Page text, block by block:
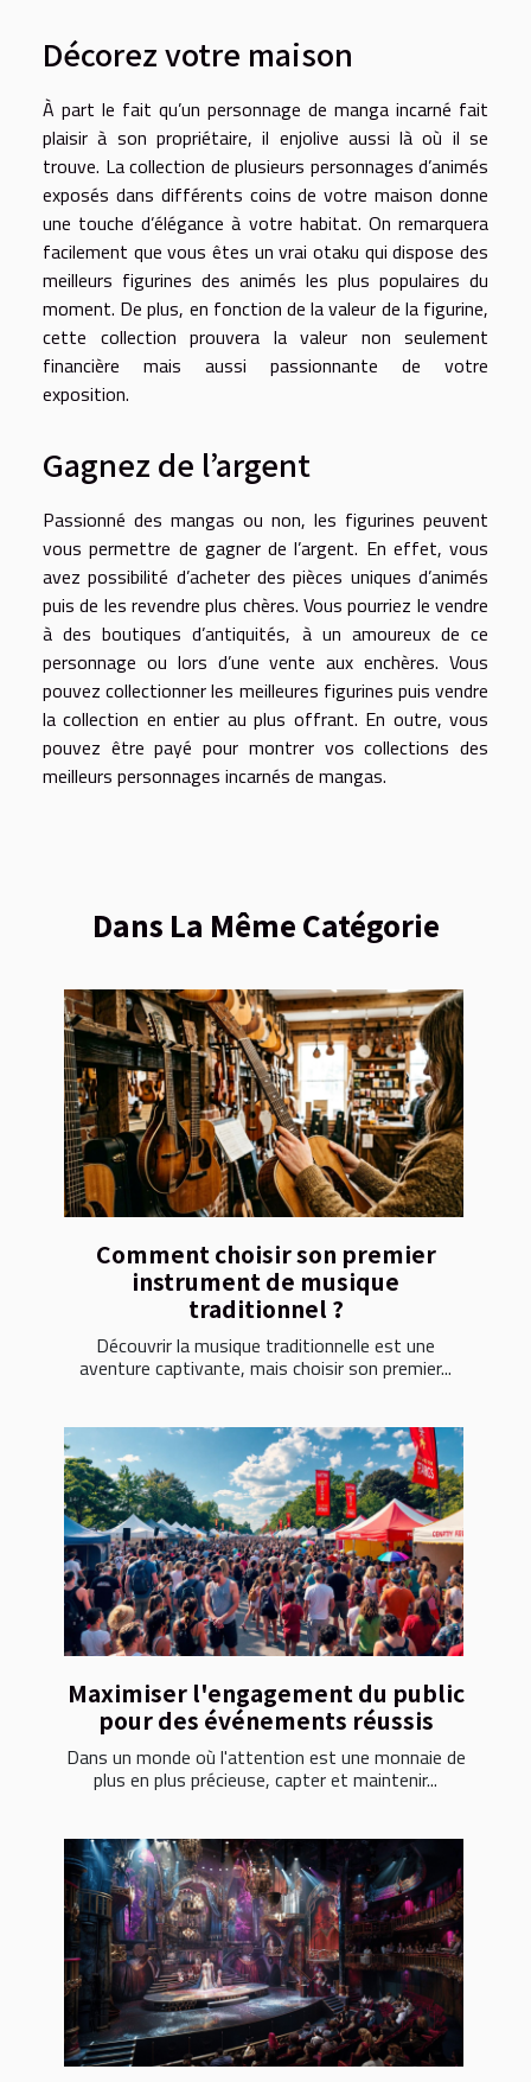
Décorez votre maison
À part le fait qu’un personnage de manga incarné fait
plaisir à son propriétaire, il enjolive aussi là où il se
trouve. La collection de plusieurs personnages d’animés
exposés dans différents coins de votre maison donne
une touche d’élégance à votre habitat. On remarquera
facilement que vous êtes un vrai otaku qui dispose des
meilleurs figurines des animés les plus populaires du
moment. De plus, en fonction de la valeur de la figurine,
cette collection prouvera la valeur non seulement
financière mais aussi passionnante de votre
exposition.
Gagnez de l’argent
Passionné des mangas ou non, les figurines peuvent
vous permettre de gagner de l’argent. En effet, vous
avez possibilité d’acheter des pièces uniques d’animés
puis de les revendre plus chères. Vous pourriez le vendre
à des boutiques d’antiquités, à un amoureux de ce
personnage ou lors d’une vente aux enchères. Vous
pouvez collectionner les meilleures figurines puis vendre
la collection en entier au plus offrant. En outre, vous
pouvez être payé pour montrer vos collections des
meilleurs personnages incarnés de mangas.
Dans La Même Catégorie
Comment choisir son premier
instrument de musique
traditionnel ?
Découvrir la musique traditionnelle est une
aventure captivante, mais choisir son premier...
Maximiser l'engagement du public
pour des événements réussis
Dans un monde où l'attention est une monnaie de
plus en plus précieuse, capter et maintenir...